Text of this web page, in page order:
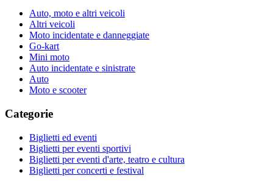
Auto, moto e altri veicoli
Altri veicoli
Moto incidentate e danneggiate
Go-kart
Mini moto
Auto incidentate e sinistrate
Auto
Moto e scooter
Categorie
Biglietti ed eventi
Biglietti per eventi sportivi
Biglietti per eventi d'arte, teatro e cultura
Biglietti per concerti e festival